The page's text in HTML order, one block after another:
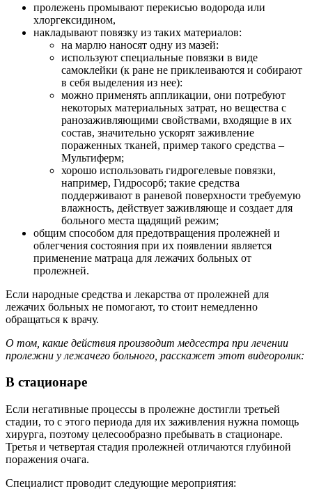
пролежень промывают перекисью водорода или
хлоргексидином,
накладывают повязку из таких материалов:
на марлю наносят одну из мазей:
используют специальные повязки в виде
самоклейки (к ране не приклеиваются и собирают
в себя выделения из нее):
можно применять аппликации, они потребуют
некоторых материальных затрат, но вещества с
ранозаживляющими свойствами, входящие в их
состав, значительно ускорят заживление
пораженных тканей, пример такого средства –
Мультиферм;
хорошо использовать гидрогелевые повязки,
например, Гидросорб; такие средства
поддерживают в раневой поверхности требуемую
влажность, действует заживляюще и создает для
больного места щадящий режим;
общим способом для предотвращения пролежней и
облегчения состояния при их появлении является
применение матраца для лежачих больных от
пролежней.
Если народные средства и лекарства от пролежней для
лежачих больных не помогают, то стоит немедленно
обращаться к врачу.
О том, какие действия производит медсестра при лечении
пролежни у лежачего больного, расскажет этот видеоролик:
В стационаре
Если негативные процессы в пролежне достигли третьей
стадии, то с этого периода для их заживления нужна помощь
хирурга, поэтому целесообразно пребывать в стационаре.
Третья и четвертая стадия пролежней отличаются глубиной
поражения очага.
Специалист проводит следующие мероприятия: